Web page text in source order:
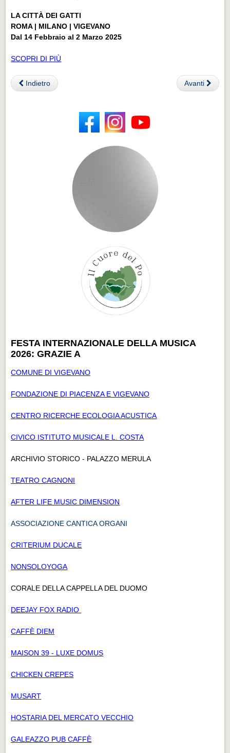
LA CITTÀ DEI GATTI
ROMA | MILANO | VIGEVANO
Dal 14 Febbraio al 2 Marzo 2025
SCOPRI DI PIÙ
Indietro Avanti
FESTA INTERNAZIONALE DELLA MUSICA
2026: GRAZIE A
COMUNE DI VIGEVANO
FONDAZIONE DI PIACENZA E VIGEVANO
CENTRO RICERCHE ECOLOGIA ACUSTICA
CIVICO ISTITUTO MUSICALE L. COSTA
ARCHIVIO STORICO - PALAZZO MERULA
TEATRO CAGNONI
AFTER LIFE MUSIC DIMENSION
ASSOCIAZIONE CANTICA ORGANI
CRITERIUM DUCALE
NONSOLOYOGA
CORALE DELLA CAPPELLA DEL DUOMO
DEEJAY FOX RADIO
CAFFÈ DIEM
MAISON 39 - LUXE DOMUS
CHICKEN CREPES
MUSART
HOSTARIA DEL MERCATO VECCHIO
GALEAZZO PUB CAFFÈ